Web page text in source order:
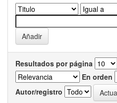
Resultados por página
En orden
Autor/registro